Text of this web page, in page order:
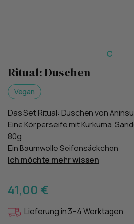
Ritual: Duschen
Vegan
Das Set Ritual: Duschen von
Eine Körperseife mit Kurkuma,
80g
Ein Baumwolle Seifensäckchen
Ich möchte mehr wissen
41,00 €
Lieferung in 3–4 Werktagen